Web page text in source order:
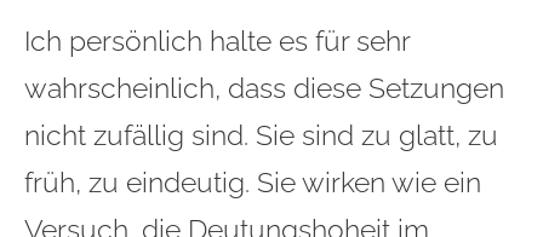
Ich persönlich halte es für sehr
wahrscheinlich, dass diese Setzungen
nicht zufällig sind. Sie sind zu glatt, zu
früh, zu eindeutig. Sie wirken wie ein
Versuch, die Deutungshoheit im